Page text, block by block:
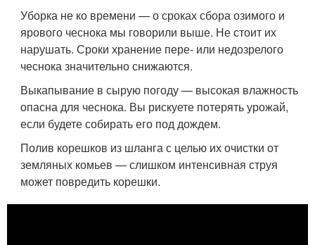
Уборка не ко времени — о сроках сбора озимого и
ярового чеснока мы говорили выше. Не стоит их
нарушать. Сроки хранение пере- или недозрелого
чеснока значительно снижаются.
Выкапывание в сырую погоду — высокая влажность
опасна для чеснока. Вы рискуете потерять урожай,
если будете собирать его под дождем.
Полив корешков из шланга с целью их очистки от
земляных комьев — слишком интенсивная струя
может повредить корешки.